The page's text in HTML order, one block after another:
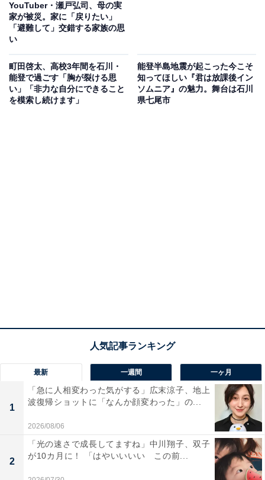
YouTuber・瀬戸弘司、母の実
家が被災。家に「戻りたい」
「避難して」交錯する家族の思
い
町田啓太、高校3年間を石川・
能登で過ごす「胸が裂ける思
い」「非力な自分にできること
を模索し続けます」
能登半島地震が起こった今こそ
知ってほしい『君は放課後イン
ソムニア』の魅力。舞台は石川
県七尾市
最新 一週間 一ヶ月
1
「急に人相変わった気がする」広末涼子、地上
波復帰ショットに「なんか顔変わった」の...
2026/08/06
2
「光の速さで成長してますね」中川翔子、双子
が10カ月に！ 「はやいいいい この前...